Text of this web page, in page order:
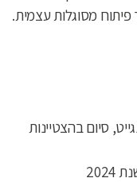
מסוגלות עצמית.
סיום בהצטיינות